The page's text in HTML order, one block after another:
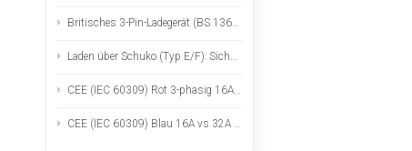
Britisches 3-Pin-Ladegerät (BS 1363): Eine praktische Sicherheitscheckliste für tragbare Ladegeräte für Elektrofahrzeuge
Laden über Schuko (Typ E/F): Sichere Verwendung für tragbare Ladegeräte für Elektrofahrzeuge
CEE (IEC 60309) Rot 3-phasig 16A vs 32A für tragbares Laden von Elektrofahrzeugen
CEE (IEC 60309) Blau 16A vs 32A für tragbares Laden von Elektrofahrzeugen